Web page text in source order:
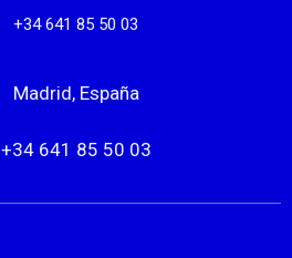
+34 641 85 50 03
Madrid, España
+34 641 85 50 03